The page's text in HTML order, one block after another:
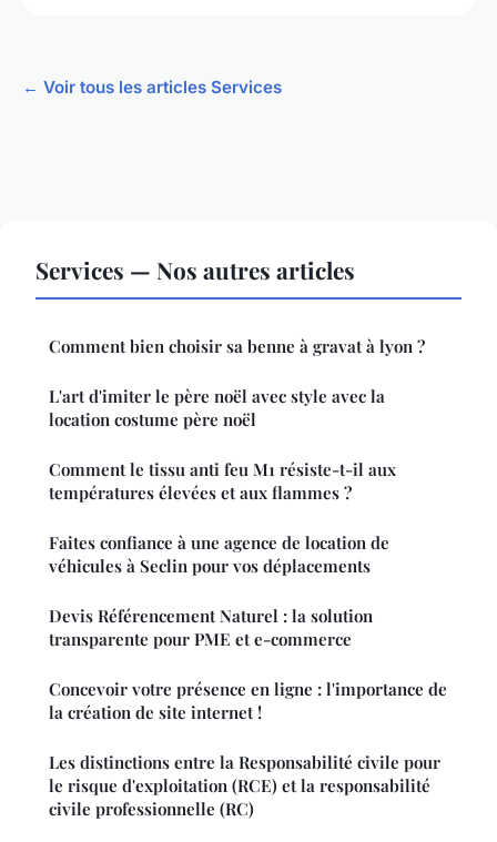
← Voir tous les articles Services
Services — Nos autres articles
Comment bien choisir sa benne à gravat à lyon ?
L'art d'imiter le père noël avec style avec la
location costume père noël
Comment le tissu anti feu M1 résiste-t-il aux
températures élevées et aux flammes ?
Faites confiance à une agence de location de
véhicules à Seclin pour vos déplacements
Devis Référencement Naturel : la solution
transparente pour PME et e-commerce
Concevoir votre présence en ligne : l'importance de
la création de site internet !
Les distinctions entre la Responsabilité civile pour
le risque d'exploitation (RCE) et la responsabilité
civile professionnelle (RC)